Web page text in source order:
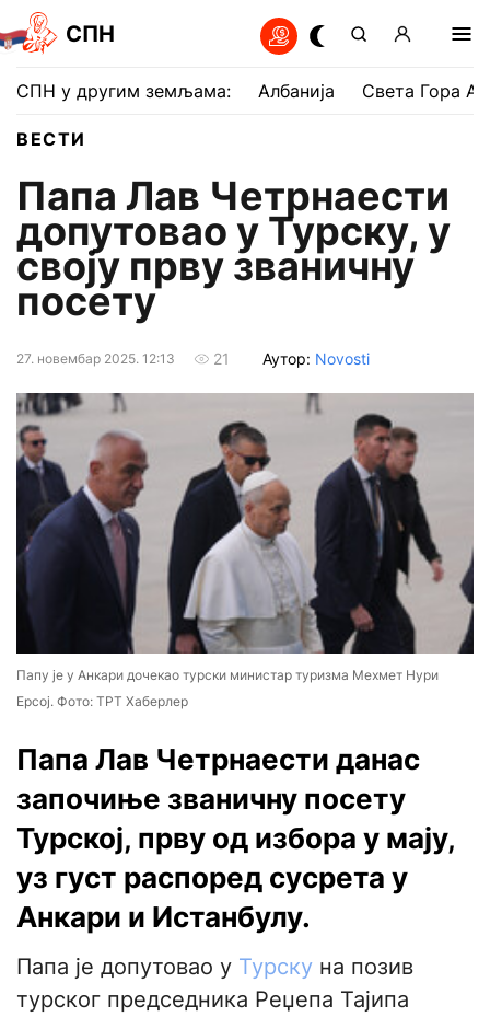
СПН
СПН у другим земљама: Албанија Света Гора
ВЕСТИ
Папа Лав Четрнаести
допутовао у Турску, у
своју прву званичну
посету
27. новембар 2025. 12:13 21 Аутор: Novosti
Папу је у Анкари дочекао турски министар туризма Мехмет Нури
Ерсој. Фото: ТРТ Хаберлер
Папа Лав Четрнаести данас
започиње званичну посету
Турској, прву од избора у мају,
уз густ распоред сусрета у
Анкари и Истанбулу.
Папа је допутовао у Турску на позив
турског председника Реџепа Тајипа